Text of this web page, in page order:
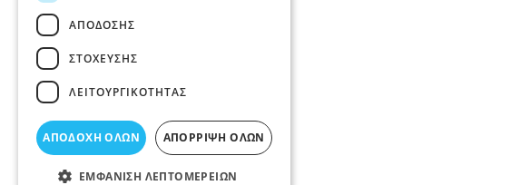
ΑΠΌΔΟΣΗΣ
ΣΤΌΧΕΥΣΗΣ
ΛΕΙΤΟΥΡΓΙΚΌΤΗΤΑΣ
ΑΠΟΔΟΧΉ ΌΛΩΝ ΑΠΌΡΡΙΨΗ ΌΛΩΝ
ΕΜΦΆΝΙΣΗ ΛΕΠΤΟΜΕΡΕΙΏΝ